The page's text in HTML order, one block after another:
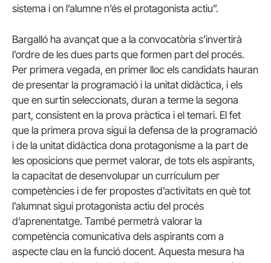
sistema i on l’alumne n’és el protagonista actiu”.
Bargalló ha avançat que a la convocatòria s’invertirà
l’ordre de les dues parts que formen part del procés.
Per primera vegada, en primer lloc els candidats hauran
de presentar la programació i la unitat didàctica, i els
que en surtin seleccionats, duran a terme la segona
part, consistent en la prova pràctica i el temari. El fet
que la primera prova sigui la defensa de la programació
i de la unitat didàctica dona protagonisme a la part de
les oposicions que permet valorar, de tots els aspirants,
la capacitat de desenvolupar un currículum per
competències i de fer propostes d’activitats en què tot
l’alumnat sigui protagonista actiu del procés
d’aprenentatge. També permetrà valorar la
competència comunicativa dels aspirants com a
aspecte clau en la funció docent. Aquesta mesura ha